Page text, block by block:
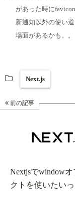
があった時に
新通知以外の使い
場面があるかも。
Next.js
前の記事
Nextjsでwindowオ
クトを使いたいっ